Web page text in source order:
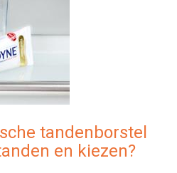
tandenborstel
en kiezen?